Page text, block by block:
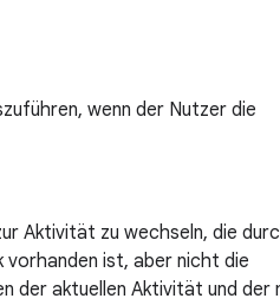
wenn der Nutzer die
Aktivität zu wechseln, die
ist, aber nicht die
der aktuellen Aktivität und der